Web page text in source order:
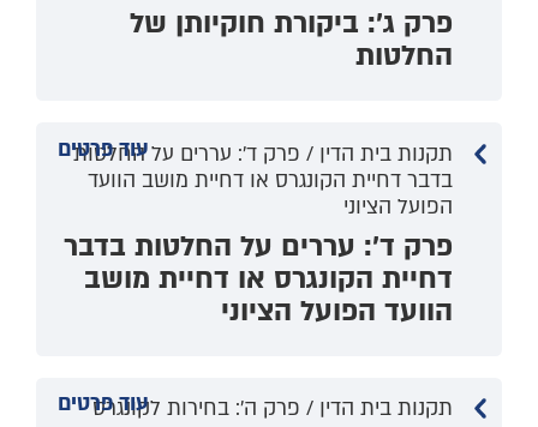
פרק ג': ביקורת חוקיותן של
החלטות
עוד פרטים
תקנות בית הדין / פרק ד': עררים על החלטות
בדבר דחיית הקונגרס או דחיית מושב הוועד
הפועל הציוני
פרק ד': עררים על החלטות בדבר
דחיית הקונגרס או דחיית מושב
הוועד הפועל הציוני
עוד פרטים
תקנות בית הדין / פרק ה': בחירות לקונגרס